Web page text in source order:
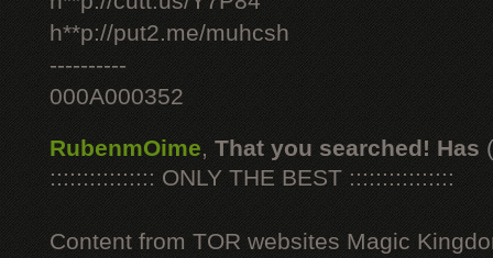
h**p://put2.me/muhcsh
----------
000A000352
RubenmOime, That you searched! Has
:::::::::::::::: ONLY THE BEST ::::::::::::::::
Content from TOR websites Magic